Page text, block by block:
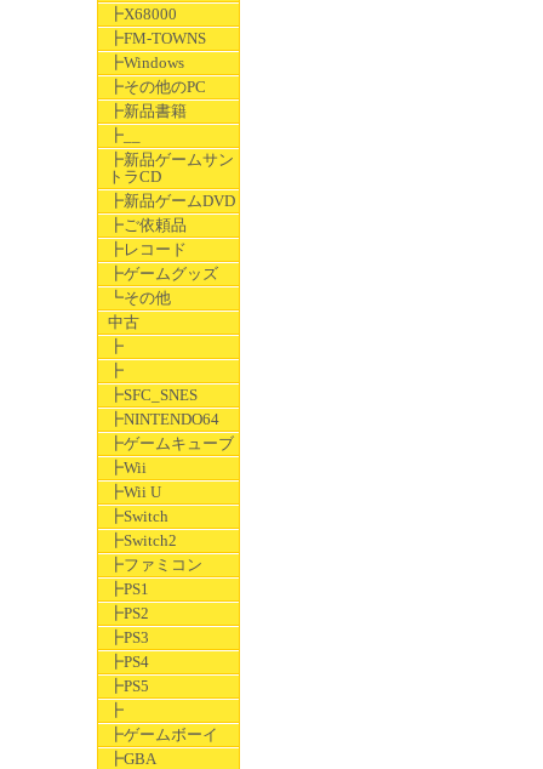
┣X68000
┣FM-TOWNS
┣Windows
┣その他のPC
┣新品書籍
┣__
┣新品ゲームサン
トラCD
┣新品ゲームDVD
┣ご依頼品
┣レコード
┣ゲームグッズ
┗その他
中古
┣
┣
┣SFC_SNES
┣NINTENDO64
┣ゲームキューブ
┣Wii
┣Wii U
┣Switch
┣Switch2
┣ファミコン
┣PS1
┣PS2
┣PS3
┣PS4
┣PS5
┣
┣ゲームボーイ
┣GBA